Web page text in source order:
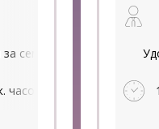
семинар, Диплом о
часов